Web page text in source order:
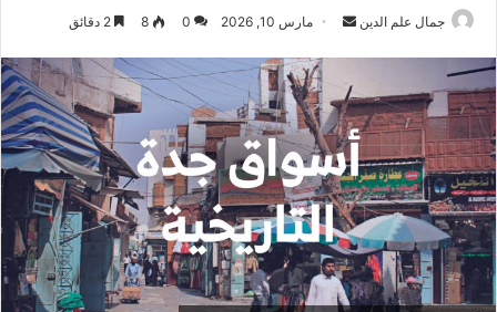
جمال علم الدين
أرسل
إلكترونيا
مارس 10, 2026 0
8